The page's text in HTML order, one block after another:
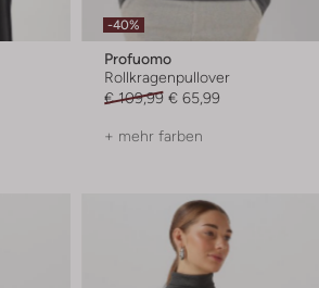
-40%
Profuomo
Rollkragenpullover
€ 109,99 € 65,99
+ mehr farben